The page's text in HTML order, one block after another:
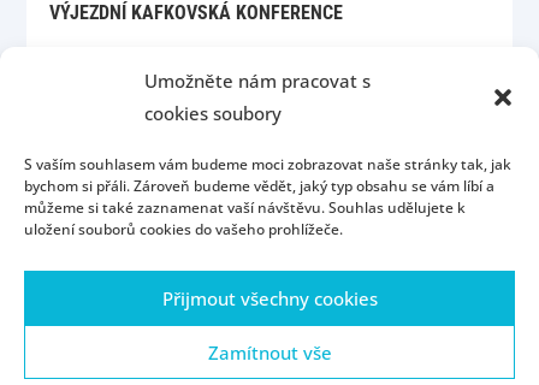
Umožněte nám pracovat s
cookies soubory
S vaším souhlasem vám budeme moci zobrazovat naše stránky tak, jak
bychom si přáli. Zároveň budeme vědět, jaký typ obsahu se vám líbí a
můžeme si také zaznamenat vaší návštěvu. Souhlas udělujete k
uložení souborů cookies do vašeho prohlížeče.
Přijmout všechny cookies
Zamítnout vše
VÝJEZDNÍ KAFKOVSKÁ KONFERENCE
Úvod Kontakt
Konzultační hodiny
Přijímací řízení
Portál ZČU Webmail